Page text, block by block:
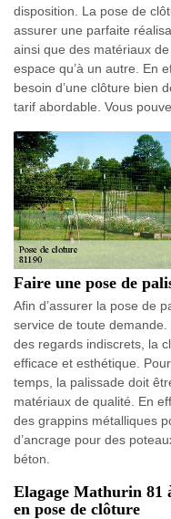
disposition. La pose de
assurer une parfaite
ainsi que des matériaux
espace qu’à un autre. En
besoin d’une clôture bien
tarif abordable. Vous
Faire une pose de
Afin d’assurer la pose de
service de toute
des regards indiscrets, la
efficace et esthétique.
temps, la palissade doit
matériaux de qualité. En
des grappins métalliques
d’ancrage pour des
béton.
Elagage Mathurin 81
en pose de clôture